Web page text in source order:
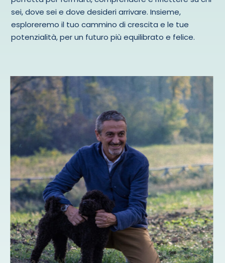
sei, dove sei e dove desideri arrivare. Insieme,
esploreremo il tuo cammino di crescita e le tue
potenzialità, per un futuro più equilibrato e felice.